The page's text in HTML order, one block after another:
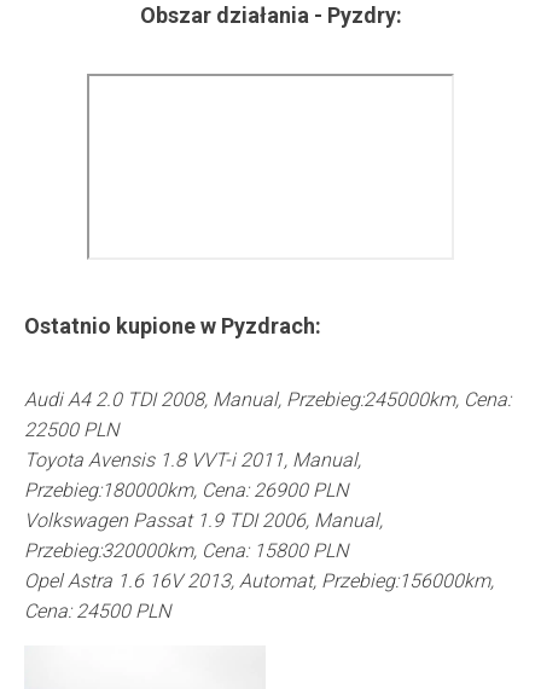
Obszar działania - Pyzdry:
Ostatnio kupione w Pyzdrach:
Audi A4 2.0 TDI 2008, Manual, Przebieg:245000km, Cena:
22500 PLN
Toyota Avensis 1.8 VVT-i 2011, Manual,
Przebieg:180000km, Cena: 26900 PLN
Volkswagen Passat 1.9 TDI 2006, Manual,
Przebieg:320000km, Cena: 15800 PLN
Opel Astra 1.6 16V 2013, Automat, Przebieg:156000km,
Cena: 24500 PLN